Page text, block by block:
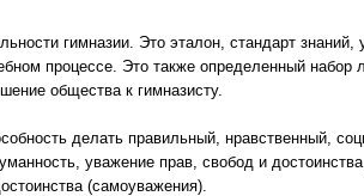
гимназии. Это эталон, стандарт знаний,
процессе. Это также определенный набор
общества к гимназисту.
делать правильный, нравственный,
уважение прав, свобод и
(самоуважения).